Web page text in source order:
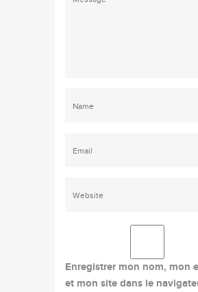
Enregistrer mon nom, mon
et mon site dans le